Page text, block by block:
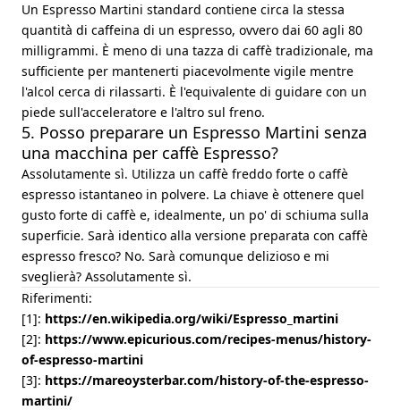
Un Espresso Martini standard contiene circa la stessa
quantità di caffeina di un espresso, ovvero dai 60 agli 80
milligrammi. È meno di una tazza di caffè tradizionale, ma
sufficiente per mantenerti piacevolmente vigile mentre
l'alcol cerca di rilassarti. È l'equivalente di guidare con un
piede sull'acceleratore e l'altro sul freno.
5. Posso preparare un Espresso Martini senza
una macchina per caffè Espresso?
Assolutamente sì. Utilizza un caffè freddo forte o caffè
espresso istantaneo in polvere. La chiave è ottenere quel
gusto forte di caffè e, idealmente, un po' di schiuma sulla
superficie. Sarà identico alla versione preparata con caffè
espresso fresco? No. Sarà comunque delizioso e mi
sveglierà? Assolutamente sì.
Riferimenti:
[1]: https://en.wikipedia.org/wiki/Espresso_martini
[2]: https://www.epicurious.com/recipes-menus/history-
of-espresso-martini
[3]: https://mareoysterbar.com/history-of-the-espresso-
martini/